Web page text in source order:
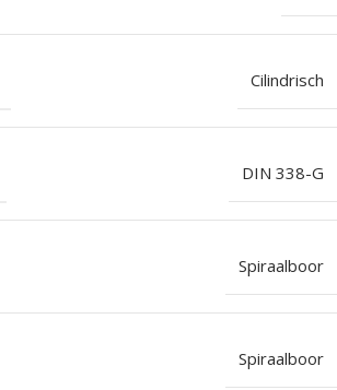
Cilindrisch
DIN 338-G
Spiraalboor
Spiraalboor